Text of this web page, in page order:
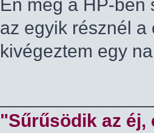
Én még a HP-ben
az egyik résznél
kivégeztem egy
"Sűrűsödik az éj,